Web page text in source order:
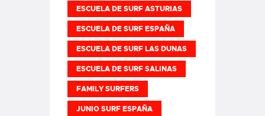
ESCUELA DE SURF ASTURIAS
ESCUELA DE SURF ESPAÑA
ESCUELA DE SURF LAS DUNAS
ESCUELA DE SURF SALINAS
FAMILY SURFERS
JUNIO SURF ESPAÑA